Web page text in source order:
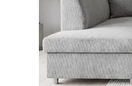
Detská izba
Predsieň, šatník a chodba
Kuchyňa
Kúpeľňa
BYTOVÝ TEXTIL
Prikrývky
Vankúše
Koberce
Závesy a žalúzie